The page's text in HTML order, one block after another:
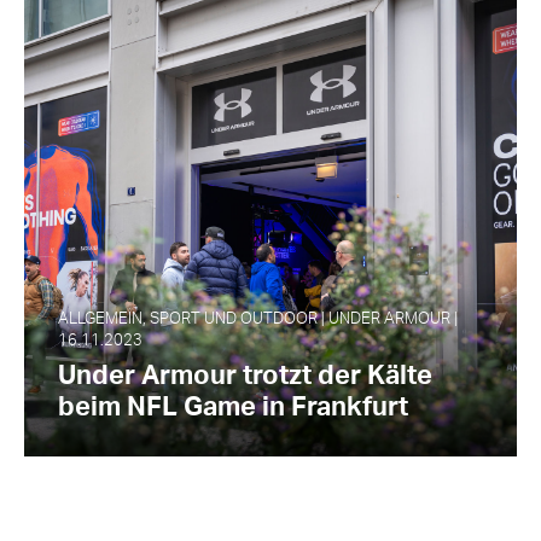
ALLGEMEIN, SPORT UND OUTDOOR | UNDER ARMOUR |
16.11.2023
Under Armour trotzt der Kälte
beim NFL Game in Frankfurt